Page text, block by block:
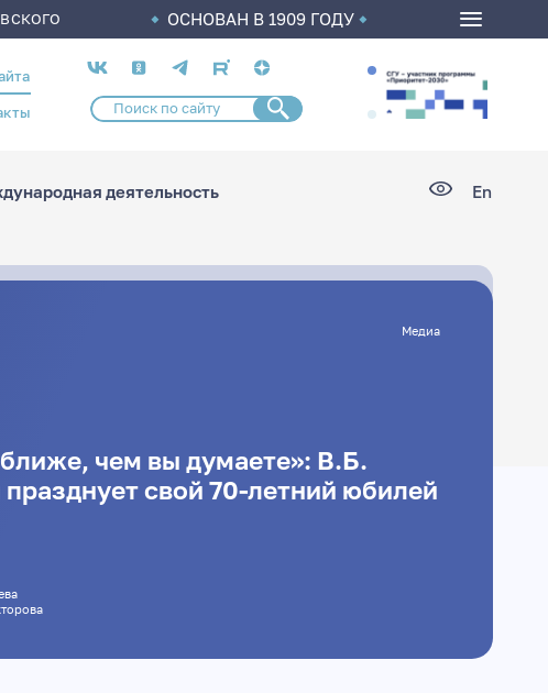
ОСНОВАН В 1909 ГОДУ
Социальные
сети
деятельность En
Медиа
чем вы думаете»: В.Б.
свой 70-летний юбилей